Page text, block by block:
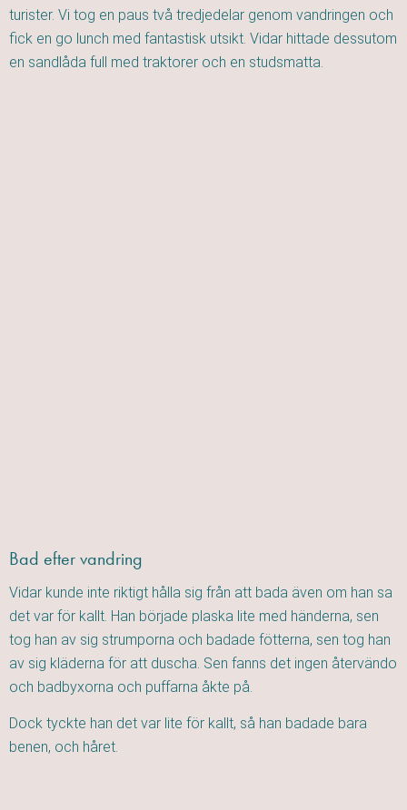
turister. Vi tog en paus två tredjedelar genom vandringen och
fick en go lunch med fantastisk utsikt. Vidar hittade dessutom
en sandlåda full med traktorer och en studsmatta.
Bad efter vandring
Vidar kunde inte riktigt hålla sig från att bada även om han sa
det var för kallt. Han började plaska lite med händerna, sen
tog han av sig strumporna och badade fötterna, sen tog han
av sig kläderna för att duscha. Sen fanns det ingen återvändo
och badbyxorna och puffarna åkte på.
Dock tyckte han det var lite för kallt, så han badade bara
benen, och håret.